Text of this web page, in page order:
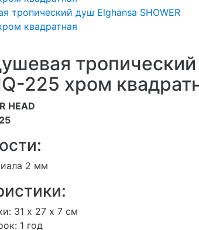
225 хром
HEAD
2 мм
31 х 27 х 7 см
1 год